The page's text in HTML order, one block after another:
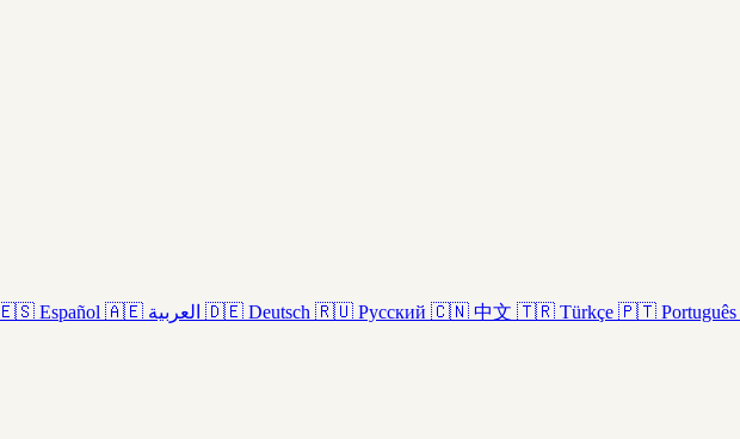
Español 🇦🇪 العربية 🇩🇪 Deutsch 🇷🇺 Русский 🇨🇳 中文 🇹🇷 Türkçe 🇵🇹 Português